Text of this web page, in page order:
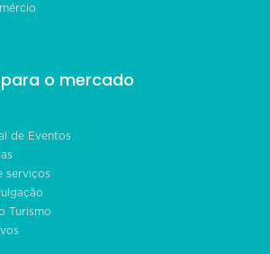
o mercado
de Eventos
serviços
Turismo